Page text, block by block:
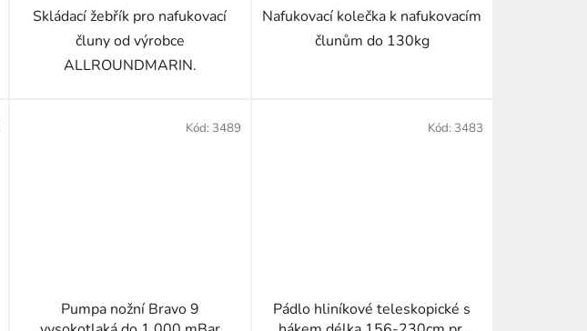
Skládací žebřík pro nafukovací
čluny od výrobce
ALLROUNDMARIN.
Nafukovací kolečka k nafukovacím
člunům do 130kg
Pumpa nožní Bravo 9
Kód: 3489
Pádlo hliníkové teleskopické s
Kód: 3483